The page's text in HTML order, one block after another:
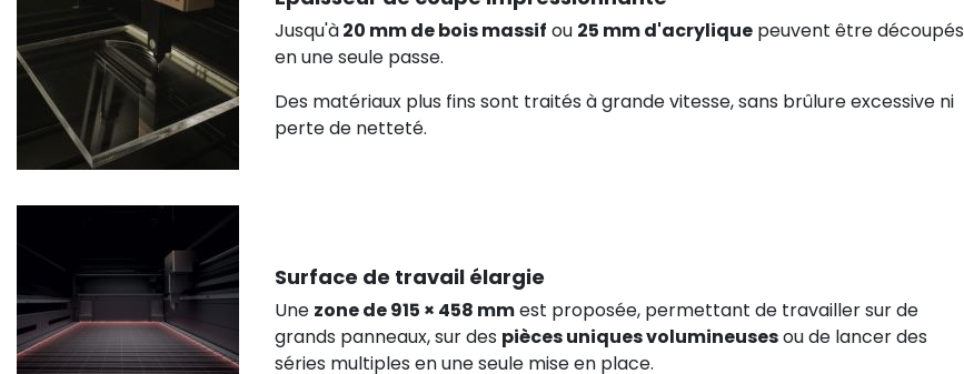
Jusqu'à20 mm de bois massif ou 25 mm d'acrylique peuvent être découpés
en une seule passe.
Des matériaux plus fins sont traités à grande vitesse, sans brûlure excessive ni
perte de netteté.
Surface de travail élargie
Une zone de 915 × 458 mmest proposée, permettant de travailler sur de
grands panneaux, sur des pièces uniques volumineusesou de lancer des
séries multiples en une seule mise en place.